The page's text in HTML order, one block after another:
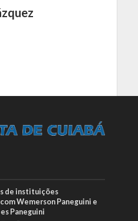
de instituições
Wemerson Paneguini e
Paneguini